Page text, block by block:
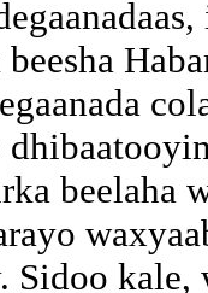
beelaha
Sidoo kale,